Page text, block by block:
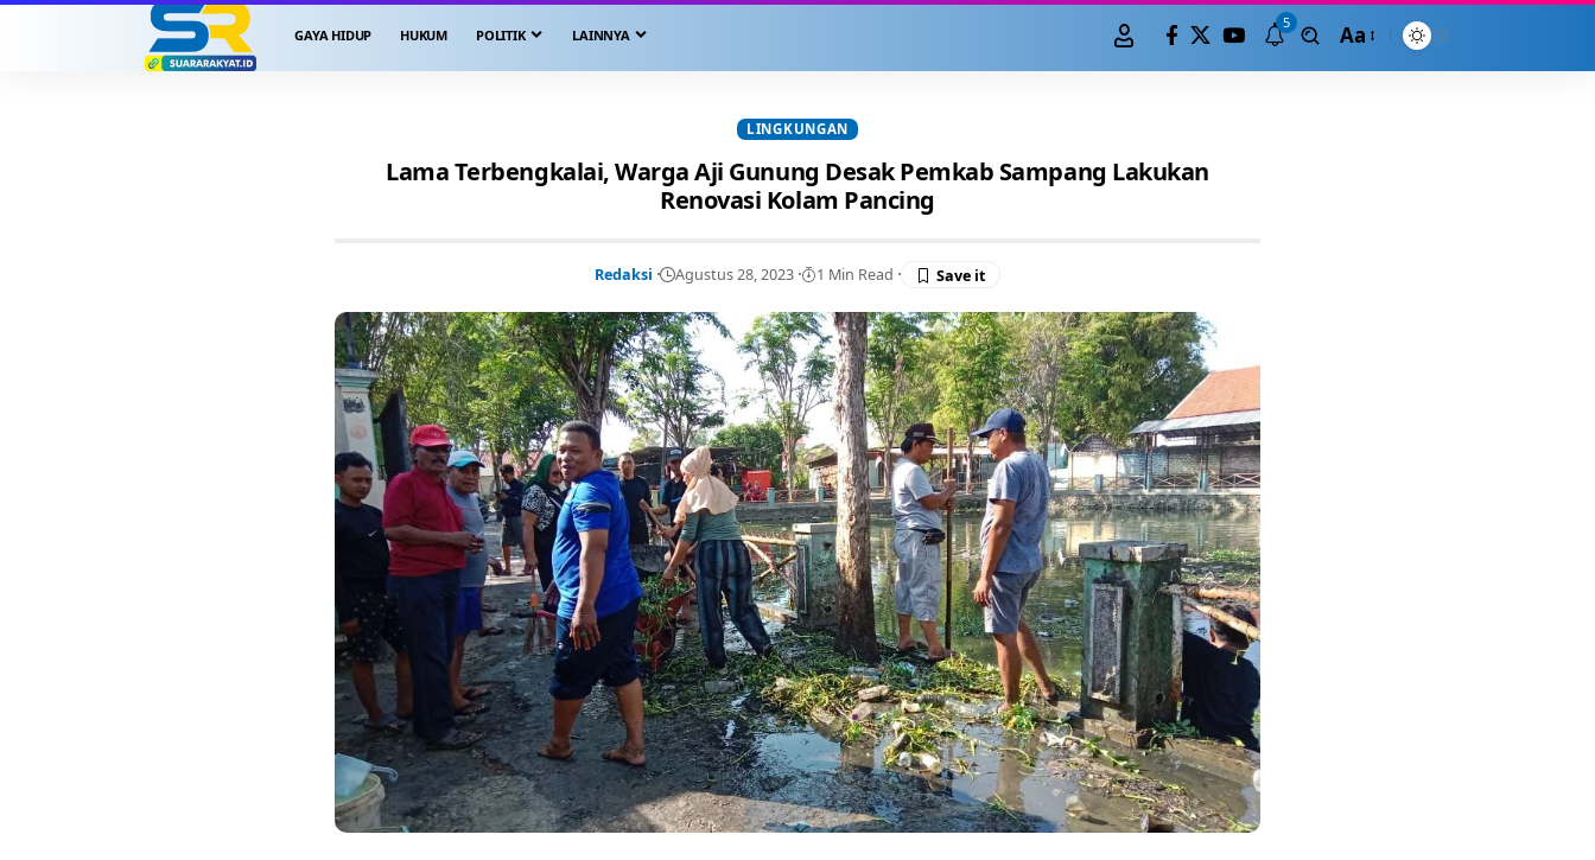
GAYA HIDUP HUKUM POLITIK LAINNYA
5 Aa
LINGKUNGAN
Lama Terbengkalai, Warga Aji Gunung Desak Pemkab Sampang Lakukan
Renovasi Kolam Pancing
Redaksi Agustus 28, 2023 1 Min Read